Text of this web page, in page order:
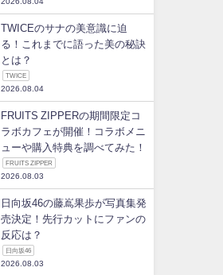
TWICEのサナの美意識に迫
る！これまでに語った美の秘訣
とは？
TWICE
2026.08.04
FRUITS ZIPPERの期間限定コ
ラボカフェが開催！コラボメニ
ューや購入特典を調べてみた！
FRUITS ZIPPER
2026.08.03
日向坂46の藤嶌果歩が写真集発
売決定！先行カットにファンの
反応は？
日向坂46
2026.08.03